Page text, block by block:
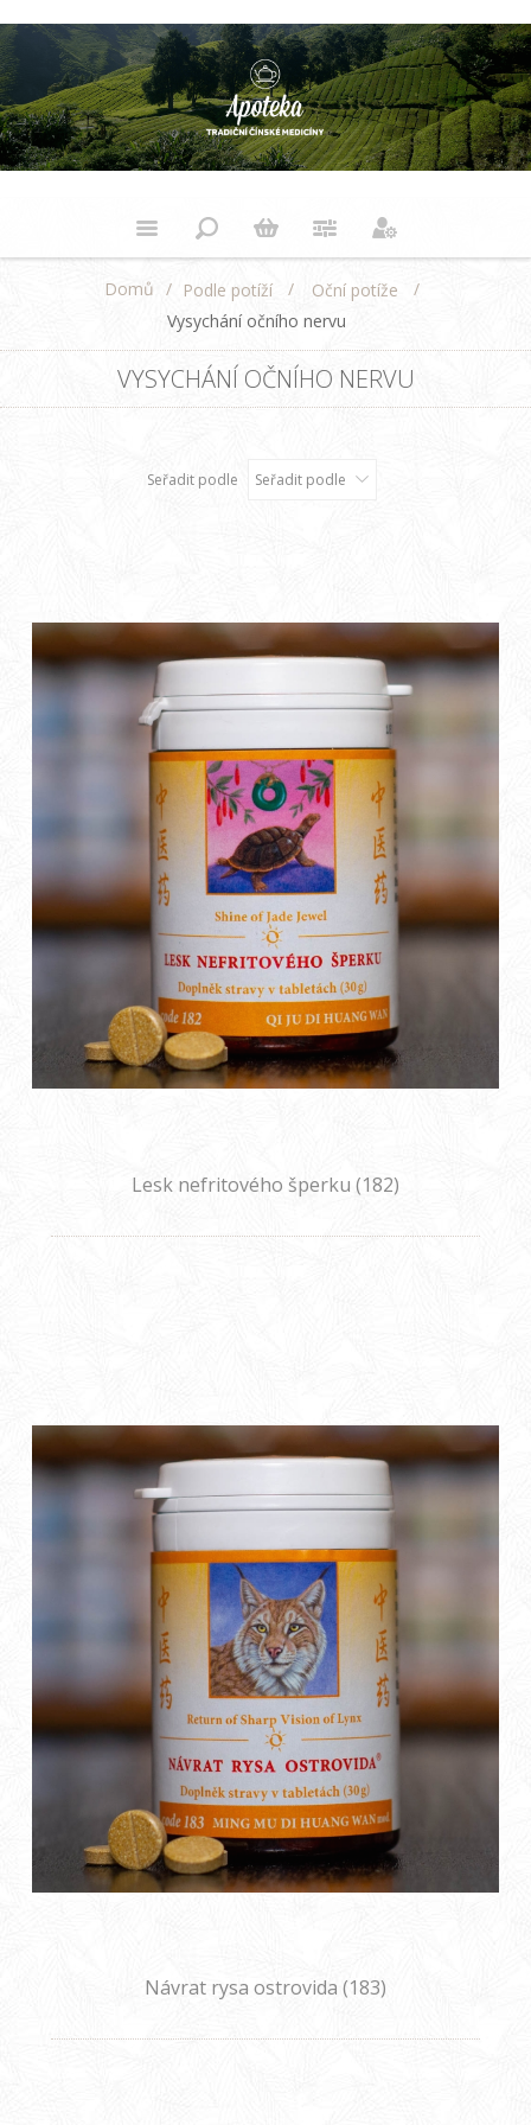
Domů / Podle potíží / Oční potíže
/
Vysychání očního nervu
VYSYCHÁNÍ OČNÍHO NERVU
Seřadit podle Seřadit podle
Lesk nefritového šperku (182)
Návrat rysa ostrovida (183)